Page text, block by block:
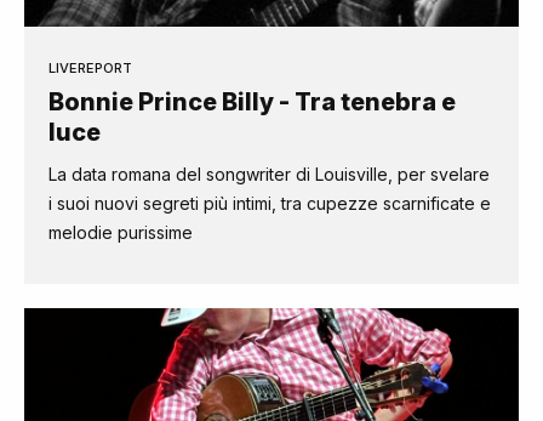
LIVEREPORT
Bonnie Prince Billy - Tra tenebra e
luce
La data romana del songwriter di Louisville, per svelare
i suoi nuovi segreti più intimi, tra cupezze scarnificate e
melodie purissime